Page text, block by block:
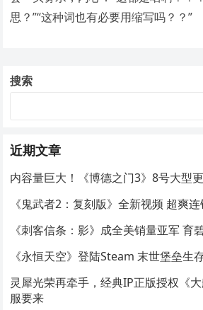
思？”“这种词也有必要用缩写吗？？”
搜索
近期文章
内容量巨大！《博德之门3》8号大型
《鬼武者2：复刻版》全新视频 超爽
《刺客信条：影》成全美销量亚军 育
《永恒天空》登陆Steam 末世堡垒生
灵犀光荣再牵手，经典IP正版授权《
服要来